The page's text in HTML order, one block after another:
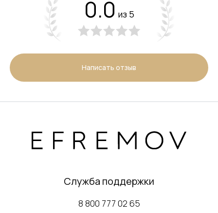
0.0 из 5
Написать отзыв
Служба поддержки
8 800 777 02 65